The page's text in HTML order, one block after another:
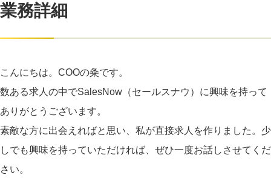
業務詳細
こんにちは。COOの粂です。
数ある求人の中でSalesNow（セールスナウ）に興味を持って
ありがとうございます。
素敵な方に出会えればと思い、私が直接求人を作りました。少
しでも興味を持っていただければ、ぜひ一度お話しさせてくだ
さい。